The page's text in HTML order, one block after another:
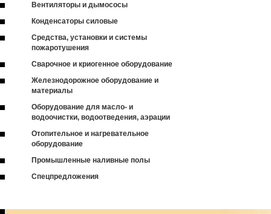
Вентиляторы и дымососы
Конденсаторы силовые
Средства, установки и системы
пожаротушения
Сварочное и криогенное оборудование
Железнодорожное оборудование и
материалы
Оборудование для масло- и
водоочистки, водоотведения, аэрации
Отопительное и нагревательное
оборудование
Промышленные наливные полы
Спецпредложения